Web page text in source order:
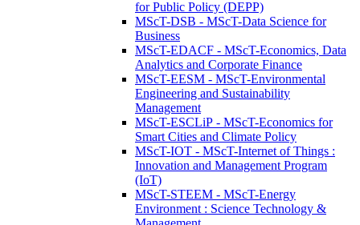
for Public Policy (DEPP)
MScT-DSB - MScT-Data Science for
Business
MScT-EDACF - MScT-Economics, Data
Analytics and Corporate Finance
MScT-EESM - MScT-Environmental
Engineering and Sustainability
Management
MScT-ESCLiP - MScT-Economics for
Smart Cities and Climate Policy
MScT-IOT - MScT-Internet of Things :
Innovation and Management Program
(IoT)
MScT-STEEM - MScT-Energy
Environment : Science Technology &